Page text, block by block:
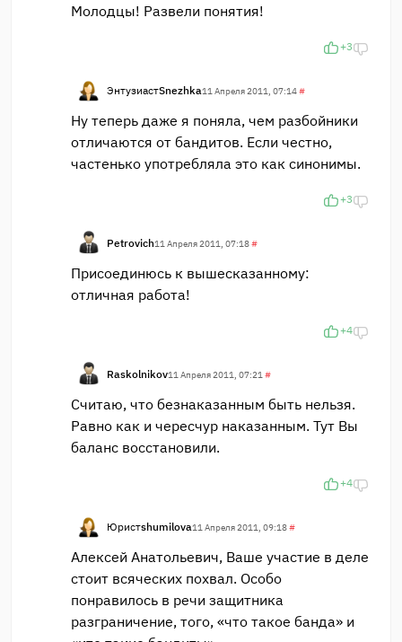
Молодцы! Развели понятия!
+3
ЭнтузиастSnezhka11 Апреля 2011, 07:14#
Ну теперь даже я поняла, чем разбойники
отличаются от бандитов. Если честно,
частенько употребляла это как синонимы.
+3
Petrovich11 Апреля 2011, 07:18#
Присоединюсь к вышесказанному:
отличная работа!
+4
Raskolnikov11 Апреля 2011, 07:21#
Считаю, что безнаказанным быть нельзя.
Равно как и чересчур наказанным. Тут Вы
баланс восстановили.
+4
Юристshumilova11 Апреля 2011, 09:18#
Алексей Анатольевич, Ваше участие в деле
стоит всяческих похвал. Особо
понравилось в речи защитника
разграничение, того, «что такое банда» и